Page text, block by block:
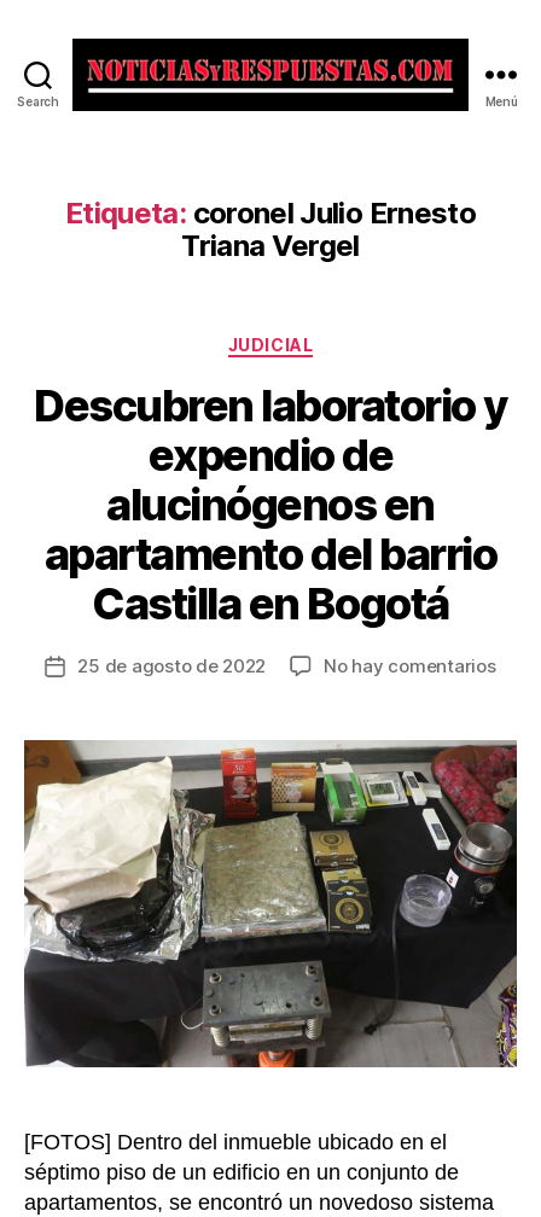
Search Menú
Etiqueta: coronel Julio Ernesto
Triana Vergel
Categorías
JUDICIAL
Descubren laboratorio y
expendio de
alucinógenos en
apartamento del barrio
Castilla en Bogotá
Fecha
entrada
25 de agosto de 2022 No hay comentariosen
y
de
en
en
[FOTOS] Dentro del inmueble ubicado en el
séptimo piso de un edificio en un conjunto de
apartamentos, se encontró un novedoso sistema